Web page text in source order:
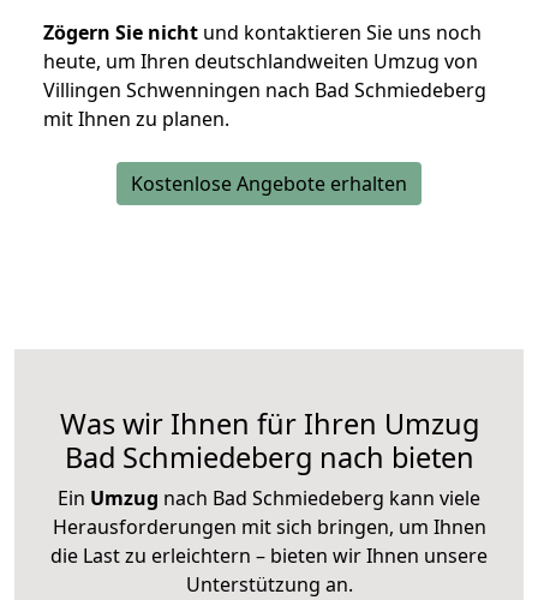
Zögern Sie nicht und kontaktieren Sie uns noch
heute, um Ihren deutschlandweiten Umzug von
Villingen Schwenningen nach Bad Schmiedeberg
mit Ihnen zu planen.
Kostenlose Angebote erhalten
Was wir Ihnen für Ihren Umzug
Bad Schmiedeberg nach bieten
Ein Umzug nach Bad Schmiedeberg kann viele
Herausforderungen mit sich bringen, um Ihnen
die Last zu erleichtern – bieten wir Ihnen unsere
Unterstützung an.